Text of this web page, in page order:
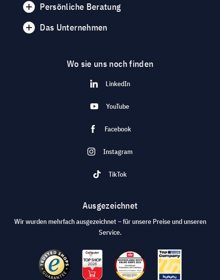
Persönliche Beratung
Das Unternehmen
Wo sie uns noch finden
LinkedIn
YouTube
Facebook
Instagram
TikTok
Ausgezeichnet
Wir wurden mehrfach ausgezeichnet – für unsere Preise und unseren
Service.